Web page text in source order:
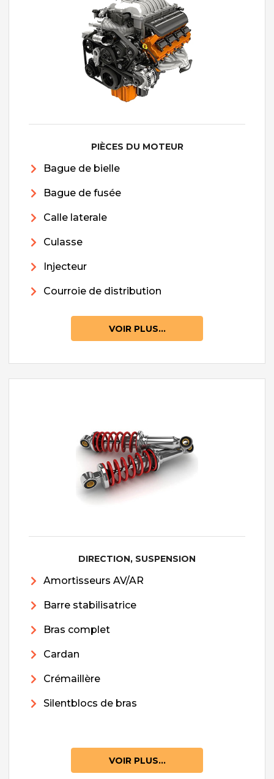
PIÈCES DU MOTEUR
Bague de bielle
Bague de fusée
Calle laterale
Culasse
Injecteur
Courroie de distribution
VOIR PLUS...
DIRECTION, SUSPENSION
Amortisseurs AV/AR
Barre stabilisatrice
Bras complet
Cardan
Crémaillère
Silentblocs de bras
VOIR PLUS...